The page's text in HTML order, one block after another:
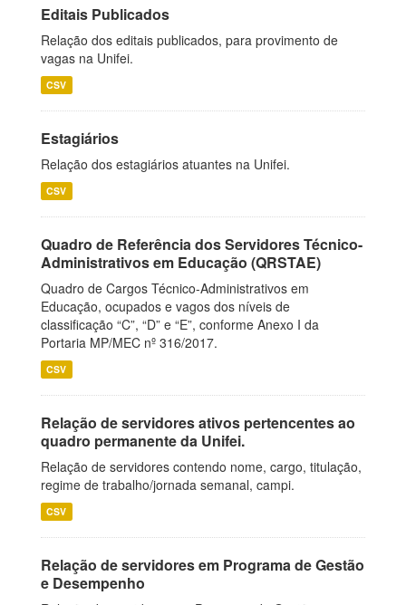
Editais Publicados
Relação dos editais publicados, para provimento de
vagas na Unifei.
CSV
Estagiários
Relação dos estagiários atuantes na Unifei.
CSV
Quadro de Referência dos Servidores Técnico-
Administrativos em Educação (QRSTAE)
Quadro de Cargos Técnico-Administrativos em
Educação, ocupados e vagos dos níveis de
classificação “C”, “D” e “E”, conforme Anexo I da
Portaria MP/MEC nº 316/2017.
CSV
Relação de servidores ativos pertencentes ao
quadro permanente da Unifei.
Relação de servidores contendo nome, cargo, titulação,
regime de trabalho/jornada semanal, campi.
CSV
Relação de servidores em Programa de Gestão
e Desempenho